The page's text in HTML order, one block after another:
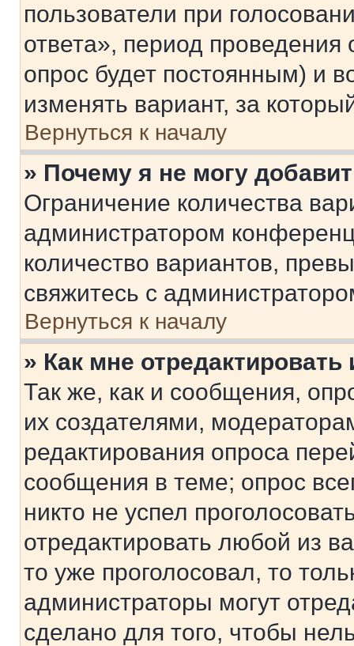
пользователи при
ответа», период проведения
опрос будет постоянным) и
изменять вариант, за
Вернуться к началу
» Почему я не могу
Ограничение количества
администратором
количество вариантов,
свяжитесь с
Вернуться к началу
» Как мне
Так же, как и сообщения,
их создателями,
редактирования опроса
сообщения в теме; опрос
никто не успел
отредактировать любой из
то уже проголосовал, то
администраторы могут
сделано для того, чтобы